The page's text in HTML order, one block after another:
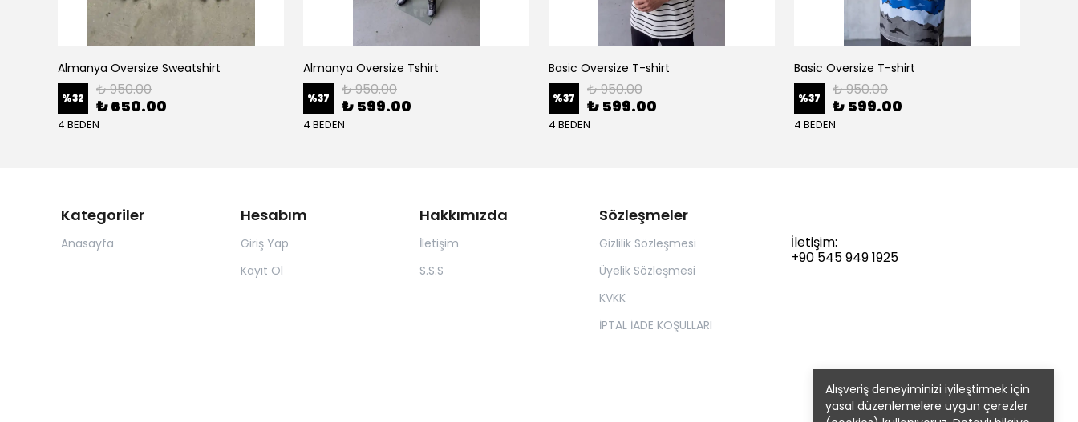
Alışveriş deneyiminizi iyileştirmek için
yasal düzenlemelere uygun çerezler
Almanya Oversize Sweatshirt
%32 ₺ 950.00
₺ 650.00
4 BEDEN
Almanya Oversize Tshirt
%37 ₺ 950.00
₺ 599.00
4 BEDEN
Basic Oversize T-shirt
%37 ₺ 950.00
₺ 599.00
4 BEDEN
Basic Oversize T-shirt
%37 ₺ 950.00
₺ 599.00
4 BEDEN
Kategoriler
Anasayfa
Hesabım
Giriş Yap
Kayıt Ol
Hakkımızda
İletişim
S.S.S
Sözleşmeler
Gizlilik Sözleşmesi
Üyelik Sözleşmesi
KVKK
İPTAL İADE KOŞULLARI
İletişim:
+90 545 949 1925